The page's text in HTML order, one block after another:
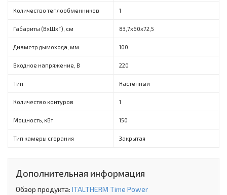
Количество теплообменников 1
Габариты (ВхШхГ), см 83,7х60х72,5
Диаметр дымохода, мм 100
Входное напряжение, В 220
Тип Настенный
Количество контуров 1
Мощность, кВт 150
Тип камеры сгорания Закрытая
Дополнительная информация
Обзор продукта: ITALTHERM Time Power